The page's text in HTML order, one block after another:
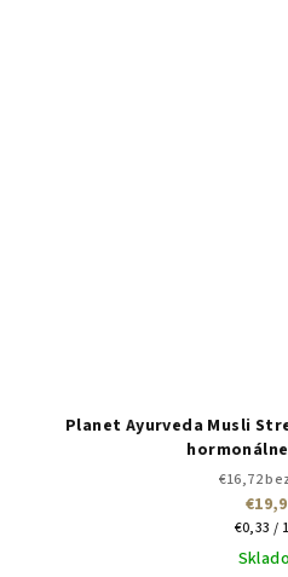
Planet Ayurveda Musli
€16,72
cena:
€0,33 /